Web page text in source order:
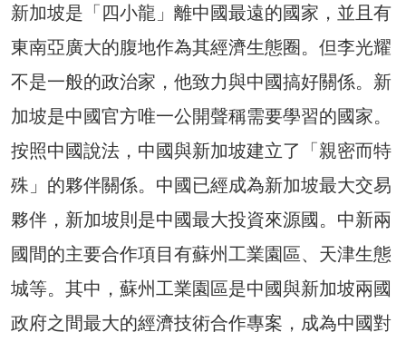
新加坡是「四小龍」離中國最遠的國家，並且有
東南亞廣大的腹地作為其經濟生態圈。但李光耀
不是一般的政治家，他致力與中國搞好關係。新
加坡是中國官方唯一公開聲稱需要學習的國家。
按照中國說法，中國與新加坡建立了「親密而特
殊」的夥伴關係。中國已經成為新加坡最大交易
夥伴，新加坡則是中國最大投資來源國。中新兩
國間的主要合作項目有蘇州工業園區、天津生態
城等。其中，蘇州工業園區是中國與新加坡兩國
政府之間最大的經濟技術合作專案，成為中國對